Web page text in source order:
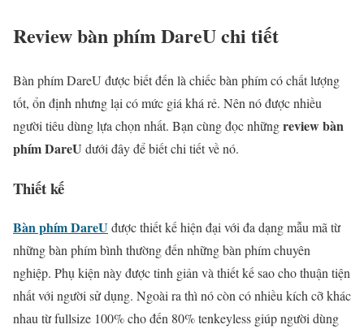
Review bàn phím DareU chi tiết
Bàn phím DareU được biết đến là chiếc bàn phím có chất lượng
tốt, ổn định nhưng lại có mức giá khá rẻ. Nên nó được nhiều
người tiêu dùng lựa chọn nhất. Bạn cùng đọc nhữngreview bàn
phím DareU dưới đây để biết chi tiết về nó.
Thiết kế
Bàn phím DareUđược thiết kế hiện đại với đa dạng mẫu mã từ
những bàn phím bình thường đến những bàn phím chuyên
nghiệp. Phụ kiện này được tinh giản và thiết kế sao cho thuận tiện
nhất với người sử dụng. Ngoài ra thì nó còn có nhiều kích cỡ khác
nhau từ fullsize 100% cho đến 80% tenkeyless giúp người dùng